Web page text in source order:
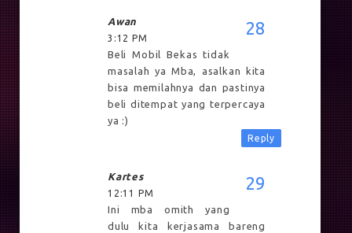
Awan
3:12 PM
Beli Mobil Bekas tidak
masalah ya Mba, asalkan kita
bisa memilahnya dan pastinya
beli ditempat yang terpercaya
ya :)
Reply
Kartes
12:11 PM
Ini mba omith yang
dulu kita kerjasama bareng